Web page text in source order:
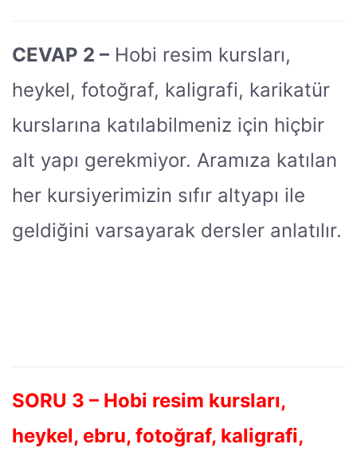
CEVAP 2 – Hobi resim kursları,
heykel, fotoğraf, kaligrafi, karikatür
kurslarına katılabilmeniz için hiçbir
alt yapı gerekmiyor. Aramıza katılan
her kursiyerimizin sıfır altyapı ile
geldiğini varsayarak dersler anlatılır.
SORU 3 – Hobi resim kursları,
heykel, ebru, fotoğraf, kaligrafi,